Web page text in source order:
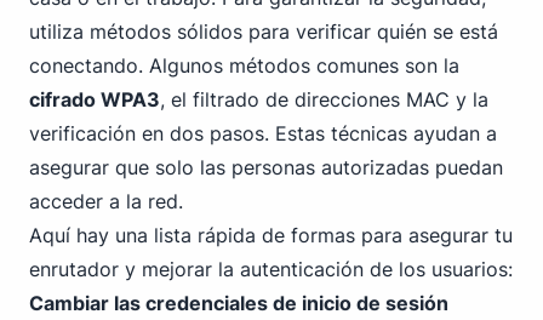
utiliza métodos sólidos para verificar quién se está
conectando. Algunos métodos comunes son la
cifrado WPA3, el filtrado de direcciones MAC y la
verificación en dos pasos. Estas técnicas ayudan a
asegurar que solo las personas autorizadas puedan
acceder a la red.
Aquí hay una lista rápida de formas para asegurar tu
enrutador y mejorar la autenticación de los usuarios:
Cambiar las credenciales de inicio de sesión